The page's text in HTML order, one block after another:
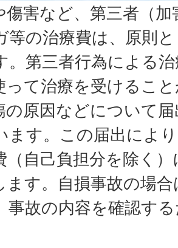
傷害など、第三者（
等の治療費は、原則
。第三者行為による
って治療を受けるこ
の原因などについて
ます。この届出によ
（自己負担分を除く
ます。自損事故の場
事故の内容を確認す